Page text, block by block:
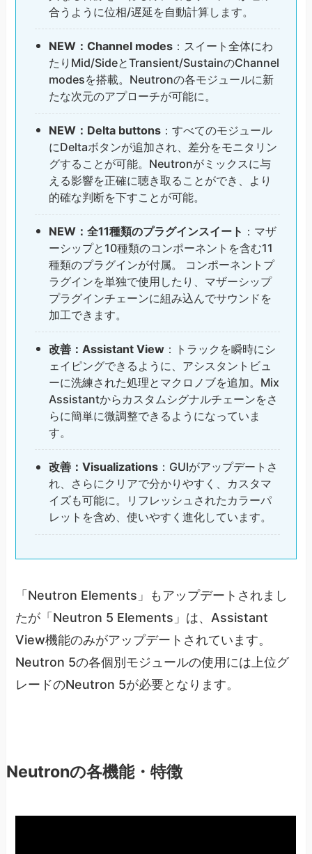
合うように位相/遅延を自動計算します。
NEW：Channel modes：スイート全体にわ
たりMid/SideとTransient/SustainのChannel
modesを搭載。Neutronの各モジュールに新
たな次元のアプローチが可能に。
NEW：Delta buttons：すべてのモジュール
にDeltaボタンが追加され、差分をモニタリン
グすることが可能。Neutronがミックスに与
える影響を正確に聴き取ることができ、より
的確な判断を下すことが可能。
NEW：全11種類のプラグインスイート ：マザ
ーシップと10種類のコンポーネントを含む11
種類のプラグインが付属。 コンポーネントプ
ラグインを単独で使用したり、マザーシップ
プラグインチェーンに組み込んでサウンドを
加工できます。
改善：Assistant View：トラックを瞬時にシ
ェイピングできるように、アシスタントビュ
ーに洗練された処理とマクロノブを追加。Mix
Assistantからカスタムシグナルチェーンをさ
らに簡単に微調整できるようになっていま
す。
改善：Visualizations：GUIがアップデートさ
れ、さらにクリアで分かりやすく、カスタマ
イズも可能に。リフレッシュされたカラーパ
レットを含め、使いやすく進化しています。
「Neutron Elements」もアップデートされまし
たが「Neutron 5 Elements」は、Assistant
View機能のみがアップデートされています。
Neutron 5の各個別モジュールの使用には上位グ
レードのNeutron 5が必要となります。
Neutronの各機能・特徴